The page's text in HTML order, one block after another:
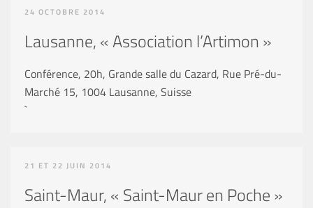
24 OCTOBRE 2014
Lausanne, « Association l’Artimon »
Conférence, 20h, Grande salle du Cazard, Rue Pré-du-
Marché 15, 1004 Lausanne, Suisse
`
21 ET 22 JUIN 2014
Saint-Maur, « Saint-Maur en Poche »